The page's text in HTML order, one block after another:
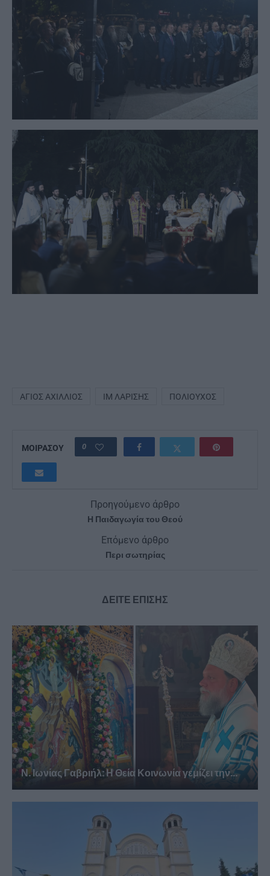
ΆΓΙΟΣ ΑΧΊΛΛΙΟΣ ΙΜ ΛΑΡΊΣΗΣ ΠΟΛΙΟΎΧΟΣ
ΜΟΙΡΑΣΟΥ 0
Προηγούμενο άρθρο
Η Παιδαγωγία του Θεού
Επόμενο άρθρο
Περι σωτηρίας
ΔΕΙΤΕ ΕΠΙΣΗΣ
Ν. Ιωνίας Γαβριήλ: Η Θεία Κοινωνία γεμίζει την...